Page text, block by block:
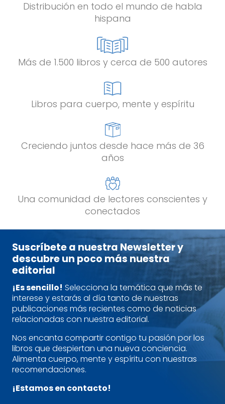
Distribución en todo el mundo de habla
hispana
Más de 1.500 libros y cerca de 500 autores
Libros para cuerpo, mente y espíritu
Creciendo juntos desde hace más de 36
años
Una comunidad de lectores conscientes y
conectados
Suscríbete a nuestra Newsletter y
descubre un poco más nuestra
editorial
¡Es sencillo! Selecciona la temática que más te
interese y estarás al día tanto de nuestras
publicaciones más recientes como de noticias
relacionadas con nuestra editorial.
Nos encanta compartir contigo tu pasión por los
libros que despiertan una nueva conciencia.
Alimenta cuerpo, mente y espíritu con nuestras
recomendaciones.
¡Estamos en contacto!